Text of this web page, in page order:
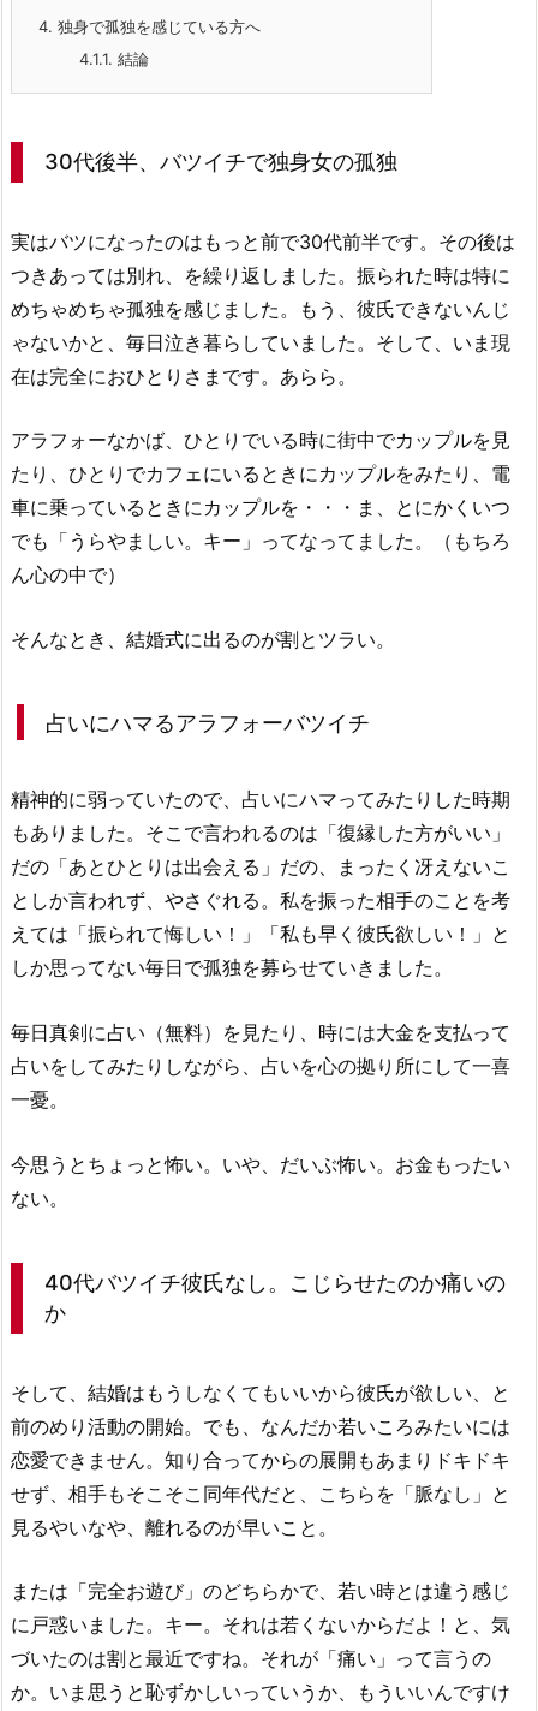
4. 独身で孤独を感じている方へ
4.1.1. 結論
30代後半、バツイチで独身女の孤独
実はバツになったのはもっと前で30代前半です。その後は
つきあっては別れ、を繰り返しました。振られた時は特に
めちゃめちゃ孤独を感じました。もう、彼氏できないんじ
ゃないかと、毎日泣き暮らしていました。そして、いま現
在は完全におひとりさまです。あらら。
アラフォーなかば、ひとりでいる時に街中でカップルを見
たり、ひとりでカフェにいるときにカップルをみたり、電
車に乗っているときにカップルを・・・ま、とにかくいつ
でも「うらやましい。キー」ってなってました。（もちろ
ん心の中で）
そんなとき、結婚式に出るのが割とツラい。
占いにハマるアラフォーバツイチ
精神的に弱っていたので、占いにハマってみたりした時期
もありました。そこで言われるのは「復縁した方がいい」
だの「あとひとりは出会える」だの、まったく冴えないこ
としか言われず、やさぐれる。私を振った相手のことを考
えては「振られて悔しい！」「私も早く彼氏欲しい！」と
しか思ってない毎日で孤独を募らせていきました。
毎日真剣に占い（無料）を見たり、時には大金を支払って
占いをしてみたりしながら、占いを心の拠り所にして一喜
一憂。
今思うとちょっと怖い。いや、だいぶ怖い。お金もったい
ない。
40代バツイチ彼氏なし。こじらせたのか痛いの
か
そして、結婚はもうしなくてもいいから彼氏が欲しい、と
前のめり活動の開始。でも、なんだか若いころみたいには
恋愛できません。知り合ってからの展開もあまりドキドキ
せず、相手もそこそこ同年代だと、こちらを「脈なし」と
見るやいなや、離れるのが早いこと。
または「完全お遊び」のどちらかで、若い時とは違う感じ
に戸惑いました。キー。それは若くないからだよ！と、気
づいたのは割と最近ですね。それが「痛い」って言うの
か。いま思うと恥ずかしいっていうか、もういいんですけ